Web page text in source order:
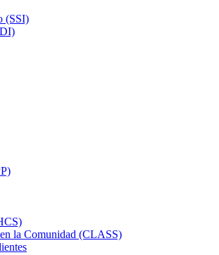
(SSI)
la Comunidad (CLASS)